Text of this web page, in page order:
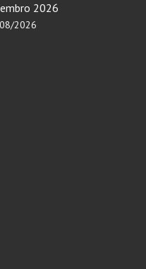
2026
2026